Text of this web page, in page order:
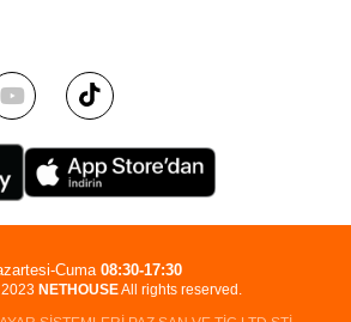
NETHOUSEAll rights reserved.
Cuma 08:30-17:30